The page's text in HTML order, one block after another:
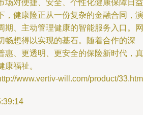
场对便捷、安全、个性化健康保障日益
，健康险正从一份复杂的金融合同，演
期、主动管理健康的智能服务入口。网
畅想得以实现的基石。随着合作的深
惠、更透明、更安全的保险新时代，真
福祉。
www.vertiv-will.com/product/